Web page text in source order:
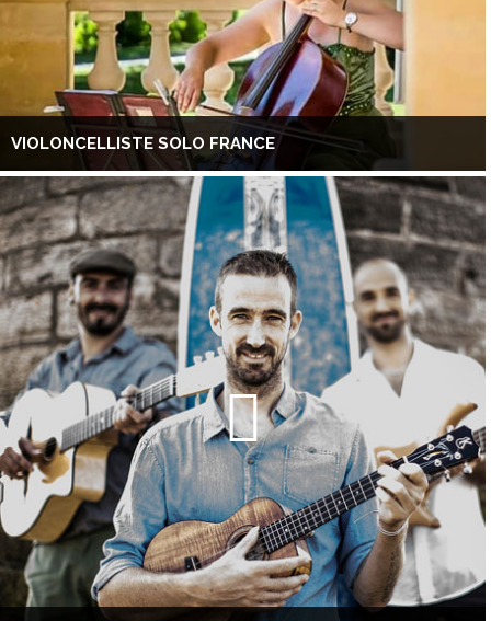
VIOLONCELLISTE SOLO FRANCE